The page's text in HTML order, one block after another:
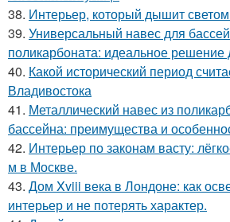
38. Интерьер, который дышит
39. Универсальный навес для
поликарбоната: идеальное решение
40. Какой исторический период
Владивостока
41. Металлический навес из
бассейна: преимущества и
42. Интерьер по законам васту:
м в Москве.
43. Дом Xviii века в Лондоне: как
интерьер и не потерять характер.